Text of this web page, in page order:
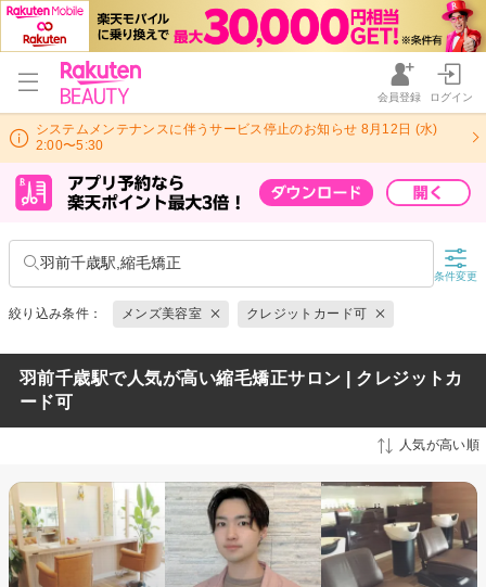
会員登録 ログイン
システムメンテナンスに伴うサービス停止のお知らせ 8月12日 (水)
2:00〜5:30
羽前千歳駅,縮毛矯正
条件変更
絞り込み条件： メンズ美容室 クレジットカード可
羽前千歳駅で人気が高い縮毛矯正サロン | クレジットカ
ード可
人気が高い順